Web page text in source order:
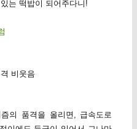
는 떡밥이 되어주다니!
비웃음
의 품격을 올리면, 급속도로